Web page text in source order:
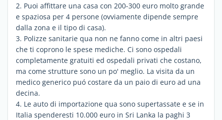
2. Puoi affittare una casa con 200-300 euro molto grande
e spaziosa per 4 persone (ovviamente dipende sempre
dalla zona e il tipo di casa).
3. Polizze sanitarie qua non ne fanno come in altri paesi
che ti coprono le spese mediche. Ci sono ospedali
completamente gratuiti ed ospedali privati che costano,
ma come strutture sono un po' meglio. La visita da un
medico generico puó costare da un paio di euro ad una
decina.
4. Le auto di importazione qua sono supertassate e se in
Italia spenderesti 10.000 euro in Sri Lanka la paghi 3